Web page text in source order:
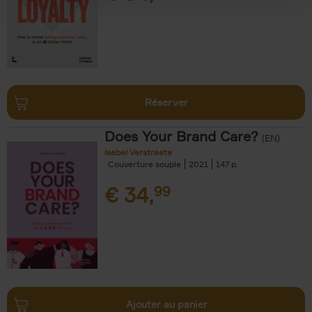
Réserver
Does Your Brand Care? (EN)
Isabel Verstraete
Couverture souple
2021 147
€ 34,99
Ajouter au panier